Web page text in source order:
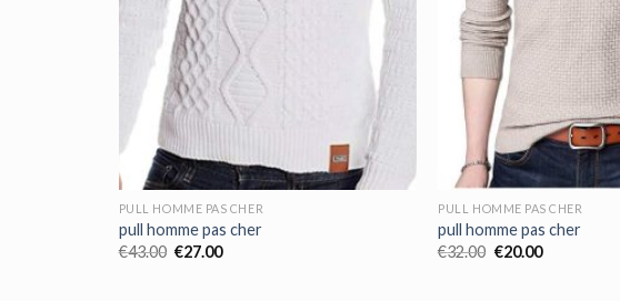
PULL HOMME PAS CHER
pull homme pas cher
€43.00 €27.00
PULL HOMME PAS CHER
pull homme pas cher
€32.00 €20.00